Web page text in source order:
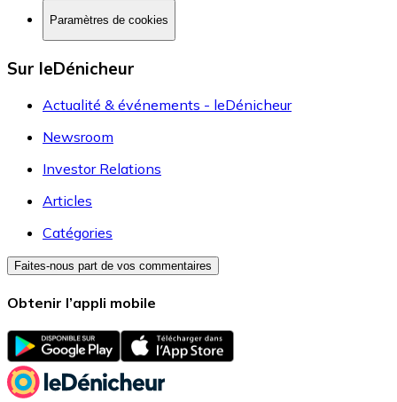
Paramètres de cookies
Sur leDénicheur
Actualité & événements - leDénicheur
Newsroom
Investor Relations
Articles
Catégories
Faites-nous part de vos commentaires
Obtenir l’appli mobile